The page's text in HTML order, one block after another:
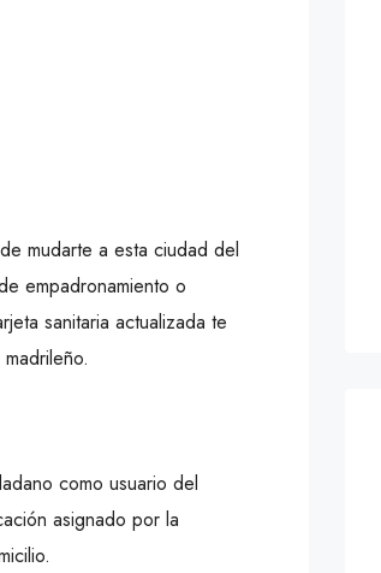
mudarte a esta ciudad del
empadronamiento o
sanitaria actualizada te
como usuario del
asignado por la